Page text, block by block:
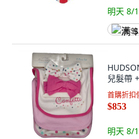
明天 8/
满
兒髮帶
首購折扣
$853
明天 8/